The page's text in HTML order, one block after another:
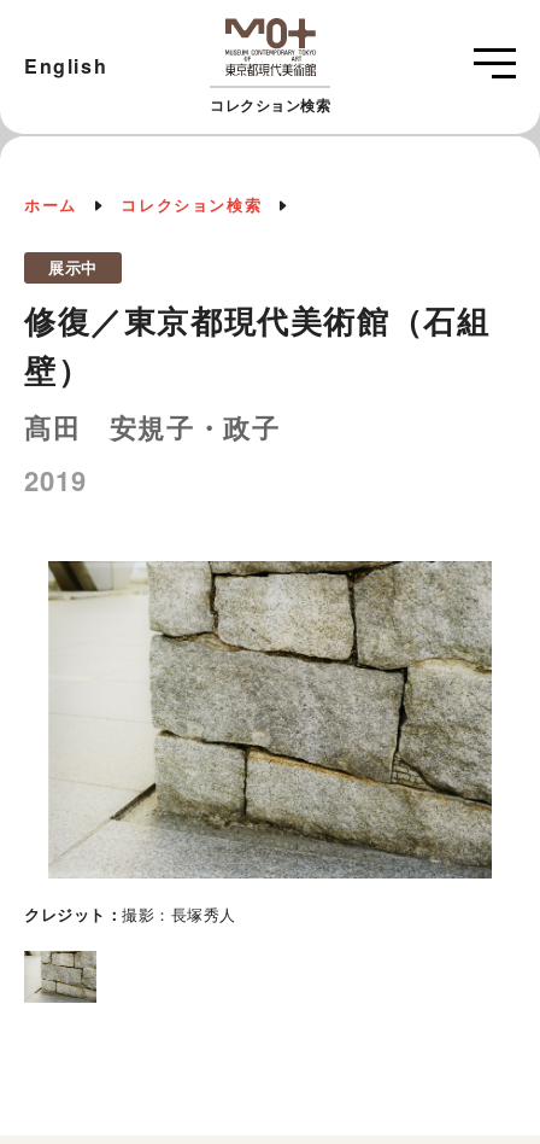
コレクション検索
English
ホーム コレクション検索
展示中
修復／東京都現代美術館（石組
壁）
髙田 安規子・政子
2019
クレジット 撮影：長塚秀人